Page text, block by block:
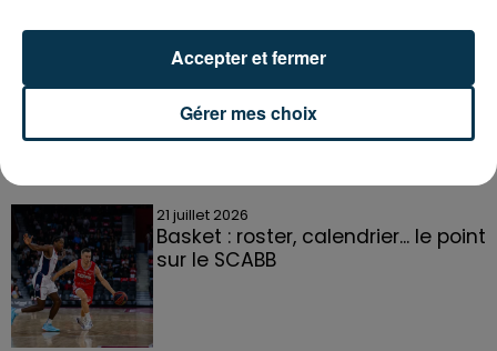
21 juillet 2026
Basket : roster, calendrier... le point
sur le SCABB
Gérer mes choix
Accepter et fermer